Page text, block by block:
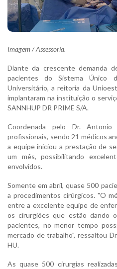
Imagem / Assessoria.
Diante da crescente demanda
pacientes do Sistema Único
Universitário, a reitoria da
implantaram na instituição o
SANNHUP DR PRIME S/A.
Coordenada pelo Dr.
profissionais, sendo 21 médicos
a equipe iniciou a prestação de
um mês, possibilitando
envolvidos.
Somente em abril, quase 500
a procedimentos cirúrgicos. "O
entre a excelente equipe de
os cirurgiões que estão dando
pacientes, no menor tempo
mercado de trabalho", ressaltou
HU.
As quase 500 cirurgias